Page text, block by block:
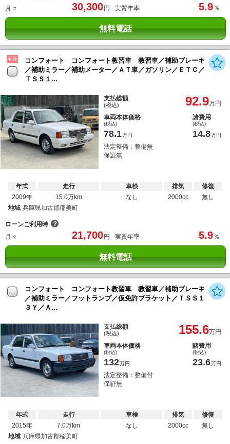
月々
30,300円 実質年率 5.9 ％
無料電話
更新
コンフォート コンフォート教習車 教習車／補助ブレーキ
／補助ミラー／補助メーター／ＡＴ車／ガソリン／ＥＴＣ／
ＴＳＳ１...
支払総額
(税込) 92.9万円
車両本体価格
(税込)
78.1万円
諸費用
(税込)
14.8万円
法定整備：整備無
保証無
年式
2009年
走行
15.0万km
車検
なし
排気
2000cc
修復
無し
地域 兵庫県加古郡稲美町
ローンご利用時 ？
月々
21,700円 実質年率 5.9 ％
無料電話
コンフォート コンフォート教習車 教習車／補助ブレーキ
／補助ミラー／フットランプ／仮免許ブラケット／ＴＳＳ１
３Ｙ／Ａ...
支払総額
(税込) 155.6万円
車両本体価格
(税込)
132万円
諸費用
(税込)
23.6万円
法定整備：整備付
保証無
年式
2015年
走行
7.0万km
車検
なし
排気
2000cc
修復
無し
地域 兵庫県加古郡稲美町